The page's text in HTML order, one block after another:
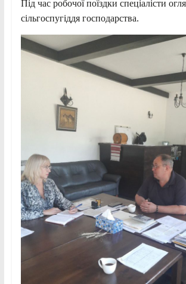
Під час робочої поїздки спеціалісти
сільгоспугіддя господарства.